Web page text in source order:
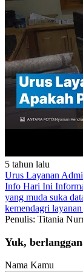
5 tahun lalu
Urus Layanan
Info Hari Ini
yang muda suka
kemendagri
Penulis: Titania
Yuk,
Nama Kamu